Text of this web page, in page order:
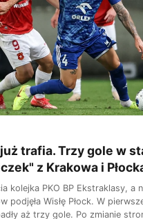
trafia. Trzy gole w
z Krakowa i
kolejka PKO BP Ekstraklasy, a
podjęła Wisłę Płock. W
aż trzy gole. Po zmianie